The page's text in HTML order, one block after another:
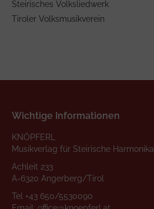
Steirisches Volksliedwerk
Tiroler Volksmusikverein
Wichtige Informationen
KNÖPFERL
Musikverlag für Steirische Harmonika
Achleit 233
A-6320 Angerberg/Tirol
Tel +43 650/5530090